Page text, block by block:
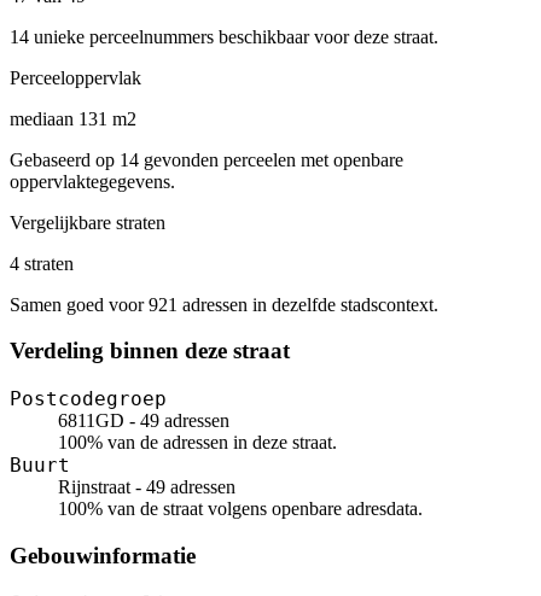
14 unieke perceelnummers beschikbaar voor deze straat.
Perceeloppervlak
mediaan 131 m2
Gebaseerd op 14 gevonden perceelen met openbare
oppervlaktegegevens.
Vergelijkbare straten
4 straten
Samen goed voor 921 adressen in dezelfde stadscontext.
Verdeling binnen deze straat
Postcodegroep
6811GD - 49 adressen
100% van de adressen in deze straat.
Buurt
Rijnstraat - 49 adressen
100% van de straat volgens openbare adresdata.
Gebouwinformatie